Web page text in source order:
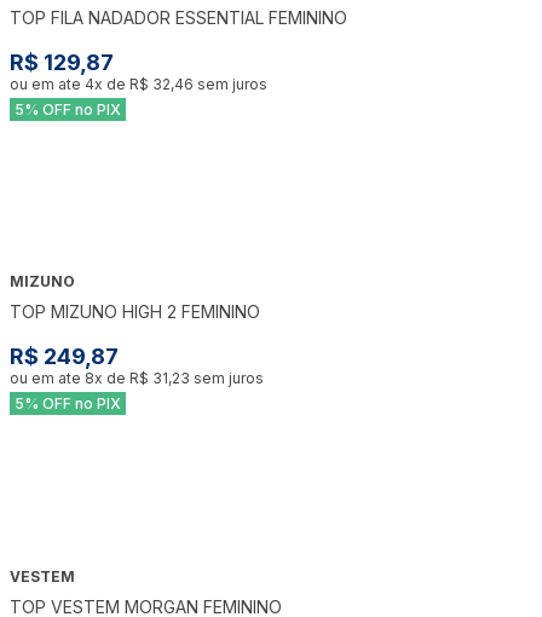
TOP FILA NADADOR ESSENTIAL FEMININO
R$ 129,87
ou em ate 4x de R$ 32,46 sem juros
5% OFF no PIX
MIZUNO
TOP MIZUNO HIGH 2 FEMININO
R$ 249,87
ou em ate 8x de R$ 31,23 sem juros
5% OFF no PIX
VESTEM
TOP VESTEM MORGAN FEMININO